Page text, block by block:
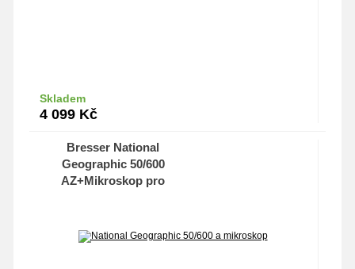
Skladem
4 099 Kč
Bresser National
Geographic 50/600
AZ+Mikroskop pro